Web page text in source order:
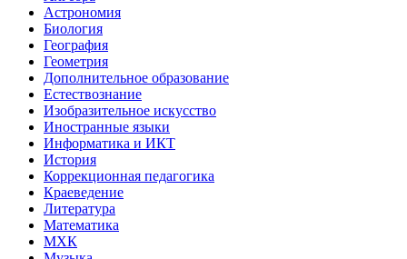
Астрономия
Биология
География
Геометрия
Дополнительное образование
Естествознание
Изобразительное искусство
Иностранные языки
Информатика и ИКТ
История
Коррекционная педагогика
Краеведение
Литература
Математика
МХК